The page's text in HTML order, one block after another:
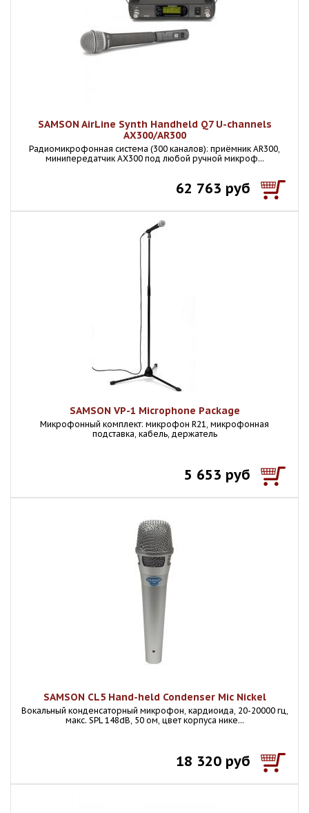
SAMSON AirLine Synth Handheld Q7 U-channels
AX300/AR300
Радиомикрофонная система (300 каналов): приёмник AR300,
минипередатчик AX300 под любой ручной микроф...
62 763 руб
SAMSON VP-1 Microphone Package
Микрофонный комплект: микрофон R21, микрофонная
подставка, кабель, держатель
5 653 руб
SAMSON CL5 Hand-held Condenser Mic Nickel
Вокальный конденсаторный микрофон, кардиоида, 20-20000 гц,
макс. SPL 148dB, 50 ом, цвет корпуса нике...
18 320 руб